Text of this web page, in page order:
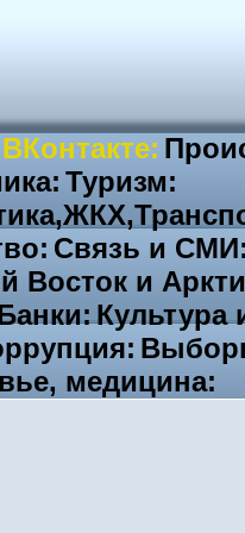
Туризм:
Связь и СМИ:
Восток и
Культура
медицина: